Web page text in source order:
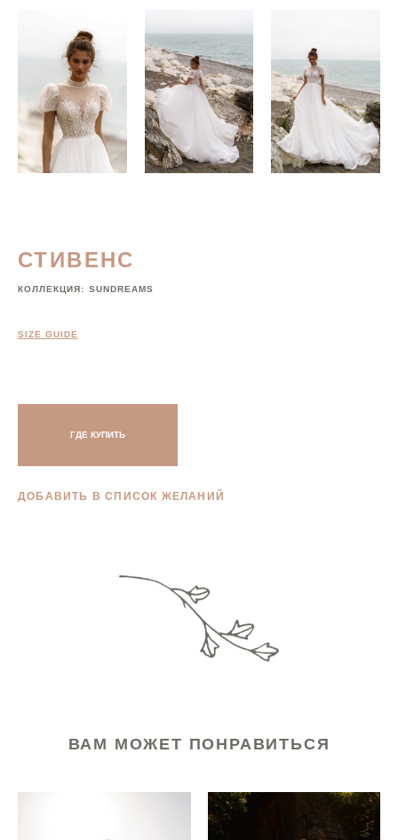
СТИВЕНС
КОЛЛЕКЦИЯ: SUNDREAMS
SIZE GUIDE
ГДЕ КУПИТЬ
ДОБАВИТЬ В СПИСОК ЖЕЛАНИЙ
ВАМ МОЖЕТ ПОНРАВИТЬСЯ